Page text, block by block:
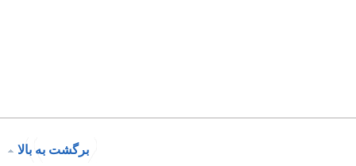
برگشت به بالا